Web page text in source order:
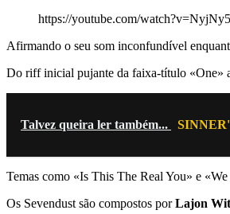
https://youtube.com/
Afirmando o seu som inconfundível
Do riff inicial pujante da faixa‑título «One»
Talvez queira ler também...
Temas como «Is This The Real You» e
Os Sevendust são compostos porLajon